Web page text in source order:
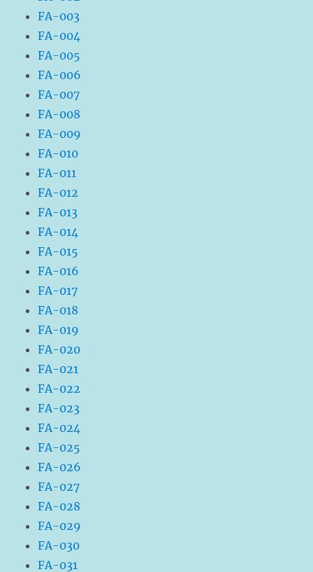
FA-003
FA-004
FA-005
FA-006
FA-007
FA-008
FA-009
FA-010
FA-011
FA-012
FA-013
FA-014
FA-015
FA-016
FA-017
FA-018
FA-019
FA-020
FA-021
FA-022
FA-023
FA-024
FA-025
FA-026
FA-027
FA-028
FA-029
FA-030
FA-031